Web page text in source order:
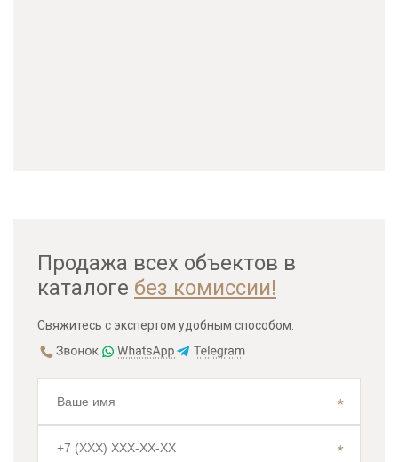
Продажа всех объектов в
каталоге без комиссии!
Свяжитесь с экспертом удобным способом: